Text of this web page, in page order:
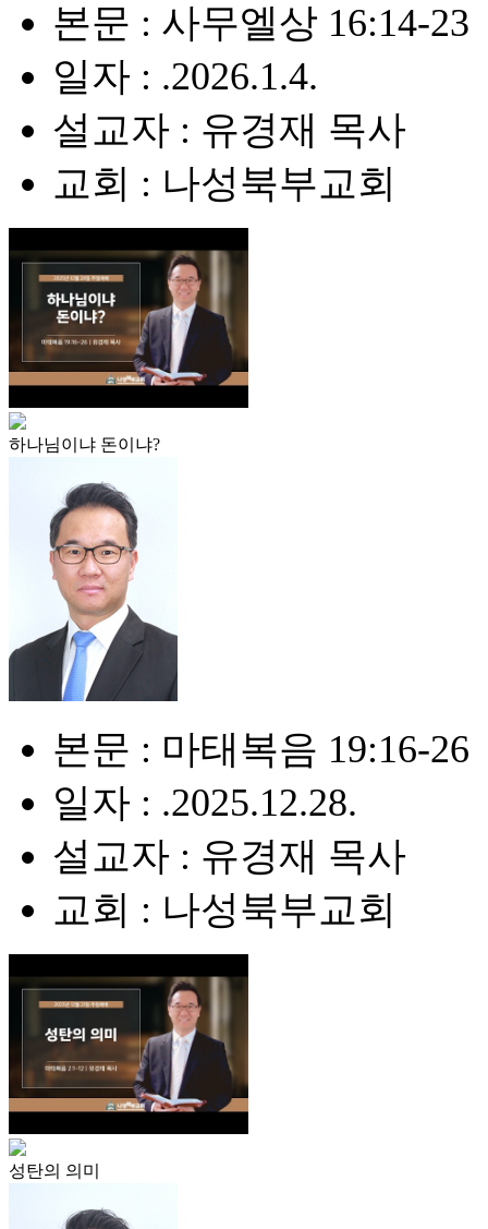
본문 : 사무엘상 16:14-23
일자 : .2026.1.4.
설교자 : 유경재 목사
교회 : 나성북부교회
하나님이냐 돈이냐?
본문 : 마태복음 19:16-26
일자 : .2025.12.28.
설교자 : 유경재 목사
교회 : 나성북부교회
성탄의 의미